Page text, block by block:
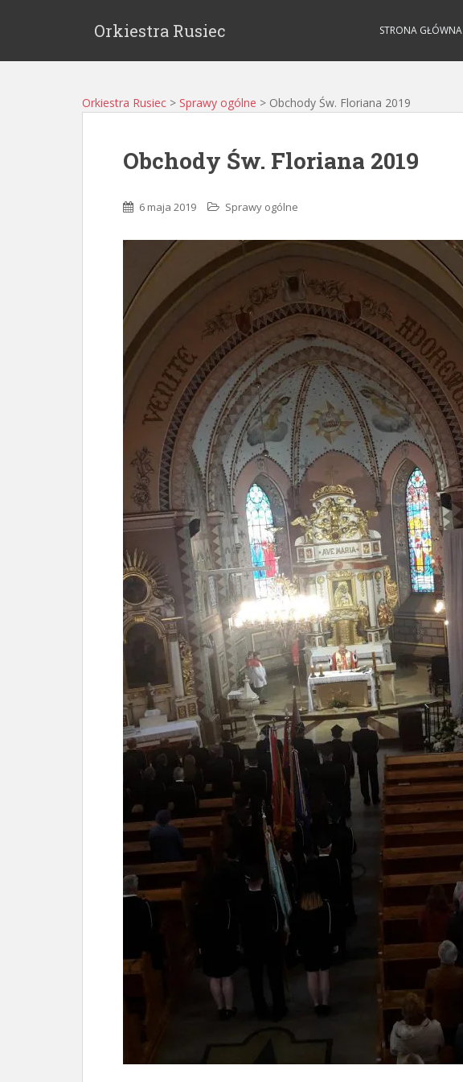
Orkiestra Rusiec STRONA GŁÓWNA
Orkiestra Rusiec > Sprawy ogólne > Obchody Św. Floriana 2019
Obchody Św. Floriana 2019
6 maja 2019 Sprawy ogólne